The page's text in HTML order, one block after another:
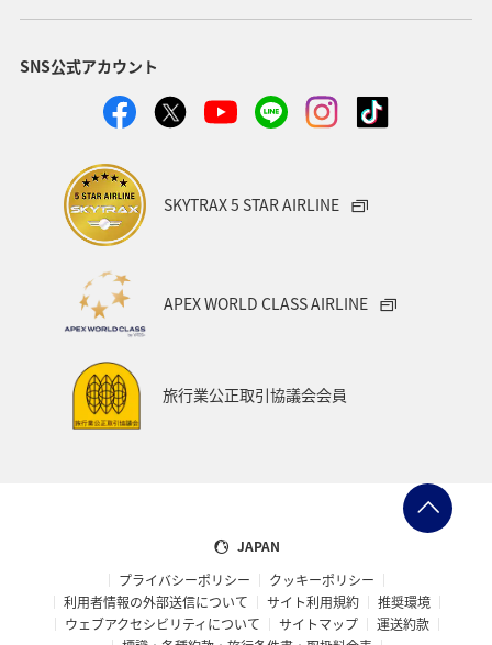
春 秋 フィリピン 年末年始 グルメ
ANAショッピング A-style
アメリカ・カナダ・中南米 東アジア クリスマス
ライフ 日常
ミュンヘン
宮城県
札幌 北海道
オセアニア
SNS公式アカウント
SKYTRAX 5 STAR AIRLINE
APEX WORLD CLASS AIRLINE
旅行業公正取引協議会会員
JAPAN
プライバシーポリシー
クッキーポリシー
利用者情報の外部送信について
サイト利用規約
推奨環境
ウェブアクセシビリティについて
サイトマップ
運送約款